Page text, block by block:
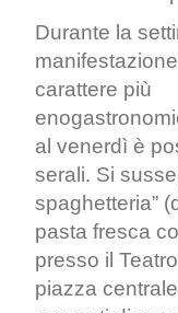
Durante la
carattere più
al venerdì è
serali. Si
spaghetteria”
pasta fresca
presso il
piazza